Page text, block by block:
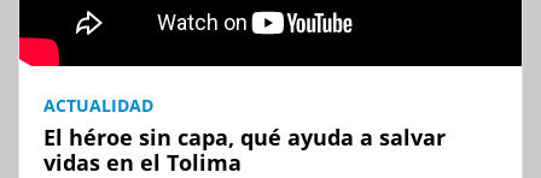
ACTUALIDAD
El héroe sin capa, qué ayuda a salvar
vidas en el Tolima